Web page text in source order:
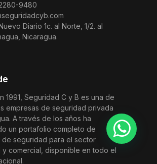
9480
Diario 1c. al Norte, 1/2. al
Nicaragua.
1991, Seguridad C y B es una de
empresas de seguridad privada
A través de los años ha
un portafolio completo de
de seguridad para el sector
y comercial, disponible en todo el